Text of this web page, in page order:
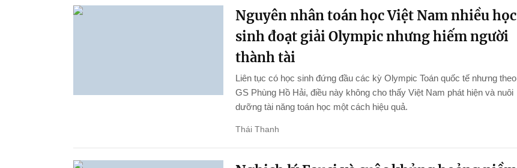
Nguyên nhân toán học Việt Nam nhiều học
sinh đoạt giải Olympic nhưng hiếm người
thành tài
Liên tục có học sinh đứng đầu các kỳ Olympic Toán quốc tế nhưng theo
GS Phùng Hồ Hải, điều này không cho thấy Việt Nam phát hiện và nuôi
dưỡng tài năng toán học một cách hiệu quả.
Thái Thanh